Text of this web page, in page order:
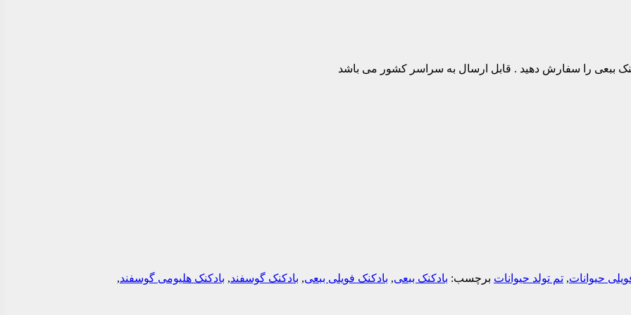
حیوانات, تم تولد حیوانات برچسب: بادکنک ببعی, بادکنک فویلی ببعی, بادکنک گوسفند, بادکنک هلیومی گوسفند,